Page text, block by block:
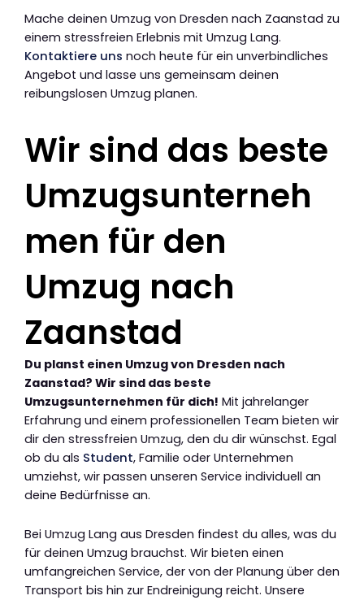
Mache deinen Umzug von Dresden nach Zaanstad zu
einem stressfreien Erlebnis mit Umzug Lang.
Kontaktiere uns noch heute für ein unverbindliches
Angebot und lasse uns gemeinsam deinen
reibungslosen Umzug planen.
Wir sind das beste
Umzugsunterneh
men für den
Umzug nach
Zaanstad
Du planst einen Umzug von Dresden nach
Zaanstad? Wir sind das beste
Umzugsunternehmen für dich! Mit jahrelanger
Erfahrung und einem professionellen Team bieten wir
dir den stressfreien Umzug, den du dir wünschst. Egal
ob du als Student, Familie oder Unternehmen
umziehst, wir passen unseren Service individuell an
deine Bedürfnisse an.
Bei Umzug Lang aus Dresden findest du alles, was du
für deinen Umzug brauchst. Wir bieten einen
umfangreichen Service, der von der Planung über den
Transport bis hin zur Endreinigung reicht. Unsere